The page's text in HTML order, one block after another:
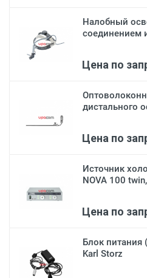
Налобный
соединением
Цена по
дистального
Цена по
Источник
NOVA 100
Цена по
Блок питания
Karl Storz